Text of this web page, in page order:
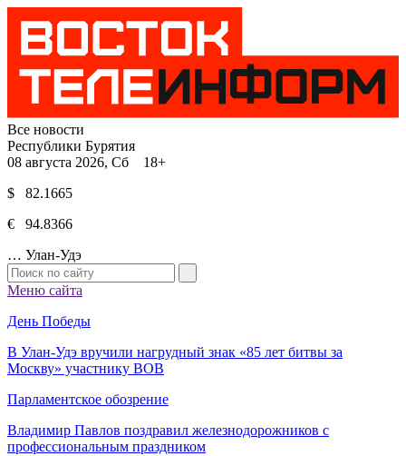
Все новости
Республики Бурятия
08 августа 2026, Сб 18+
$ 82.1665
€ 94.8366
… Улан-Удэ
Меню сайта
День Победы
В Улан-Удэ вручили нагрудный знак «85 лет битвы за
Москву» участнику ВОВ
Парламентское обозрение
Владимир Павлов поздравил железнодорожников с
профессиональным праздником